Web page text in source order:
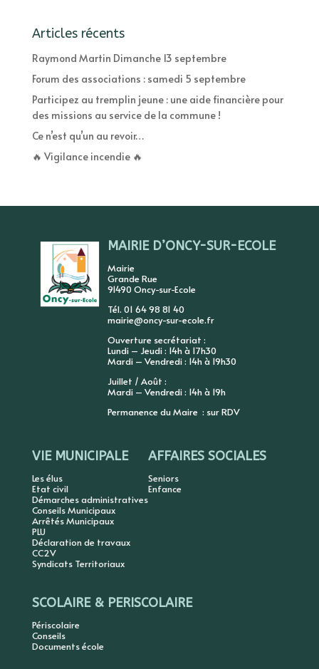
Articles récents
Raymond Martin Dimanche 13 septembre
Forum des associations : samedi 5 septembre
Participez au tremplin jeune : une aide financière pour
des missions au service de la commune !
Ce n’est qu’un au revoir…
🔥 Vigilance incendie 🔥
MAIRIE D’ONCY-SUR-ECOLE
Mairie
Grande Rue
91490 Oncy-sur-Ecole
Tél. 01 64 98 81 40
mairie@oncy-sur-ecole.fr
Ouverture secrétariat :
Lundi – Jeudi : 14h à 17h30
Mardi – Vendredi : 14h à 19h30
Juillet / Août :
Mardi – Vendredi : 14h à 19h
Permanence du Maire : sur RDV
VIE MUNICIPALE
Les élus
Etat civil
Démarches administratives
Conseils Municipaux
Arrêtés Municipaux
PLU
Déclaration de travaux
CC2V
Syndicats Territoriaux
AFFAIRES SOCIALES
Seniors
Enfance
SCOLAIRE & PERISCOLAIRE
Périscolaire
Conseils
Documents école